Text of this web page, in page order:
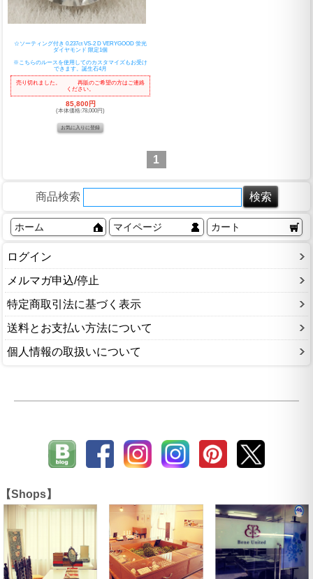
☆ソーティング付き 0.237ct VS-2 D VERYGOOD 蛍光
ダイヤモンド 限定1個
※こちらのルースを使用してのカスタマイズもお受け
できます。誕生石4月
売り切れました。 再販のご希望の方はご連絡
ください。
85,800円
(本体価格:78,000円)
1
商品検索
ホーム マイページ カート
ログイン
メルマガ申込/停止
特定商取引法に基づく表示
送料とお支払い方法について
個人情報の取扱いについて
【Shops】